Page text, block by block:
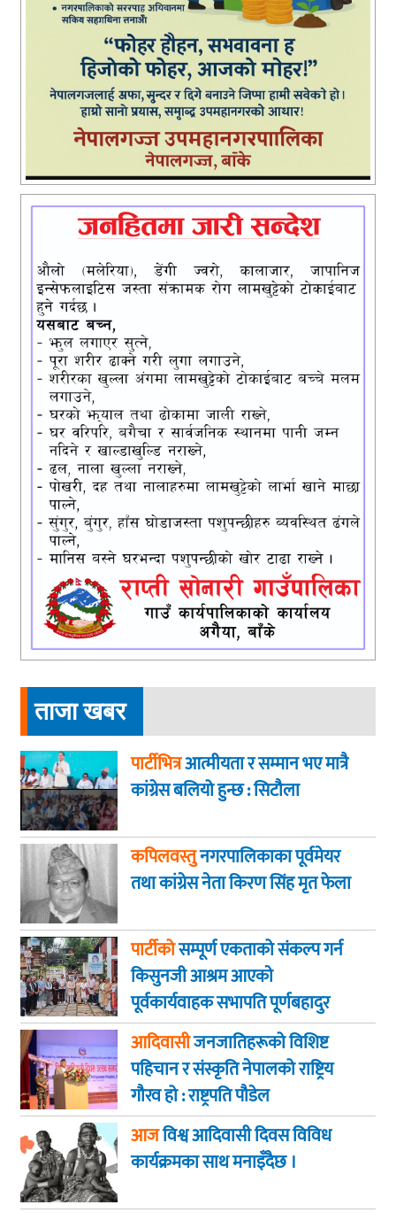
ताजा खबर
पार्टीभित्रआत्मीयता र सम्मान भए मात्रै
कांग्रेस बलियो हुन्छ : सिटौला
कपिलवस्तुनगरपालिकाका पूर्वमेयर
तथा कांग्रेस नेता किरण सिंह मृत फेला
पार्टीकोसम्पूर्ण एकताको संकल्प गर्न
किसुनजी आश्रम आएकाे
पूर्वकार्यवाहक सभापति पूर्णबहादुर
खड्का
आदिवासीजनजातिहरूको विशिष्ट
पहिचान र संस्कृति नेपालको राष्ट्रिय
गौरव हो : राष्ट्रपति पौडेल
आजविश्व आदिवासी दिवस विविध
कार्यक्रमका साथ मनाइँदैछ ।